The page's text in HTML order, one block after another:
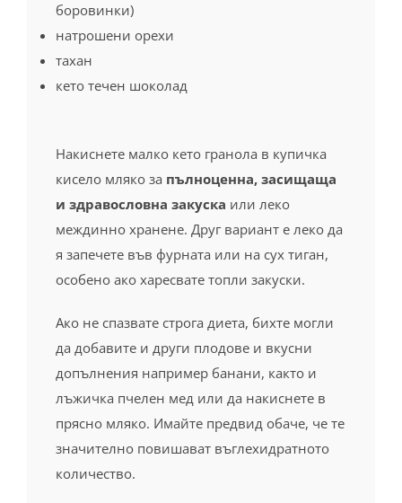
кето течен шоколад
междинно хранене. Друг вариант е леко да
я запечете във фурната или на сух тиган,
особено ако харесвате топли закуски.
Ако не спазвате строга диета, бихте могли
да добавите и други плодове и вкусни
лъжичка пчелен мед или да накиснете в
прясно мляко. Имайте предвид обаче, че те
значително повишават въглехидратното
количество.